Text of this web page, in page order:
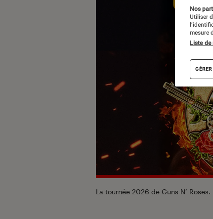
La tournée 2026 de Guns N’ Roses.
Nos
Utiliser
mesure
Liste